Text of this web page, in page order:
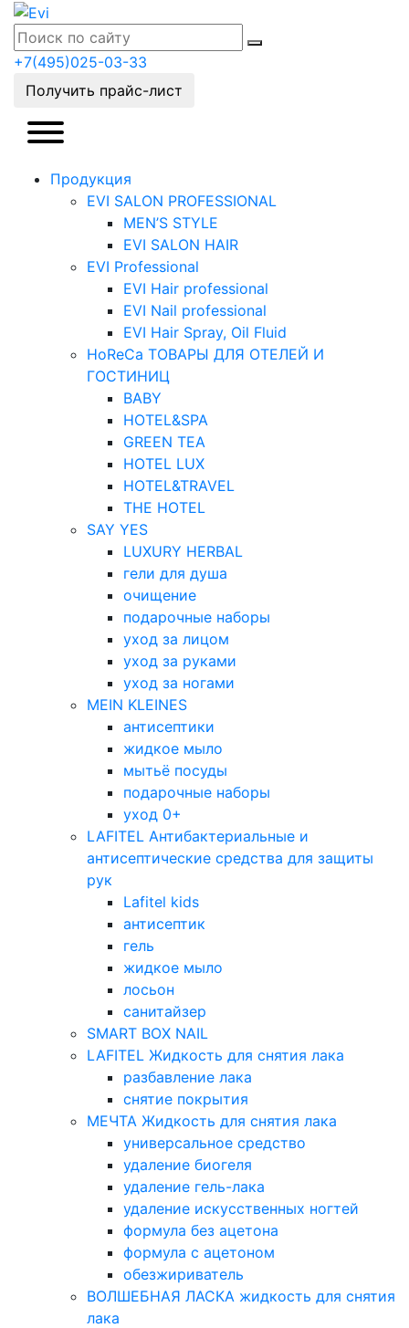
+7(495)025-03-33
Получить прайс-лист
Продукция
EVI SALON PROFESSIONAL
MEN’S STYLE
EVI SALON HAIR
EVI Professional
EVI Hair professional
EVI Nail professional
EVI Hair Spray, Oil Fluid
HoReCa ТОВАРЫ ДЛЯ ОТЕЛЕЙ И
ГОСТИНИЦ
BABY
HOTEL&SPA
GREEN TEA
HOTEL LUX
HOTEL&TRAVEL
THE HOTEL
SAY YES
LUXURY HERBAL
гели для душа
очищение
подарочные наборы
уход за лицом
уход за руками
уход за ногами
MEIN KLEINES
антисептики
жидкое мыло
мытьё посуды
подарочные наборы
уход 0+
LAFITEL Антибактериальные и
антисептические средства для защиты
рук
Lafitel kids
антисептик
гель
жидкое мыло
лосьон
санитайзер
SMART BOX NAIL
LAFITEL Жидкость для снятия лака
разбавление лака
снятие покрытия
МЕЧТА Жидкость для снятия лака
универсальное средство
удаление биогеля
удаление гель-лака
удаление искусственных ногтей
формула без ацетона
формула с ацетоном
обезжириватель
ВОЛШЕБНАЯ ЛАСКА жидкость для снятия
лака